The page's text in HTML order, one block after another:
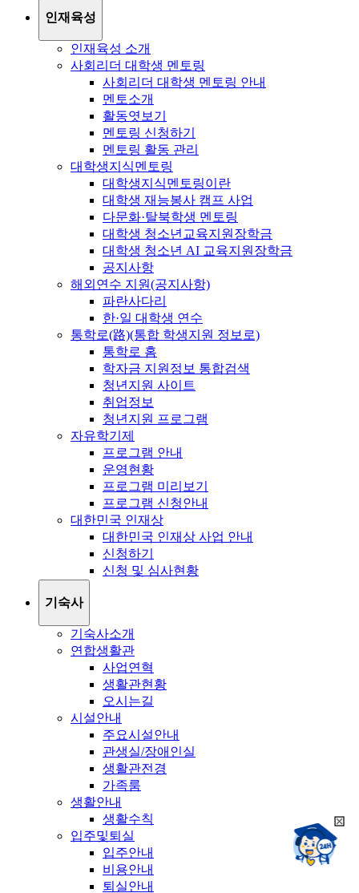
인재육성
인재육성 소개
사회리더 대학생 멘토링
사회리더 대학생 멘토링 안내
멘토소개
활동엿보기
멘토링 신청하기
멘토링 활동 관리
대학생지식멘토링
대학생지식멘토링이란
대학생 재능봉사 캠프 사업
다문화·탈북학생 멘토링
대학생 청소년교육지원장학금
대학생 청소년 AI 교육지원장학금
공지사항
해외연수 지원(공지사항)
파란사다리
한·일 대학생 연수
통학로(路)(통합 학생지원 정보로)
통학로 홈
학자금 지원정보 통합검색
청년지원 사이트
취업정보
청년지원 프로그램
자유학기제
프로그램 안내
운영현황
프로그램 미리보기
프로그램 신청안내
대한민국 인재상
대한민국 인재상 사업 안내
신청하기
신청 및 심사현황
기숙사
기숙사소개
연합생활관
사업연혁
생활관현황
오시는길
시설안내
주요시설안내
관생실/장애인실
생활관전경
가족룸
생활안내
생활수칙
입주및퇴실
입주안내
비용안내
퇴실안내
챗봇상담:
24시
채팅상담:
9시~18시
희